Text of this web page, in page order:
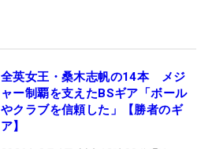
全英女王・桑木志帆の14本 メジ
ャー制覇を支えたBSギア「ボール
やクラブを信頼した」【勝者のギ
ア】